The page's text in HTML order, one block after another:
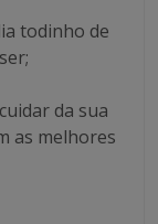
todinho de
da sua
as melhores